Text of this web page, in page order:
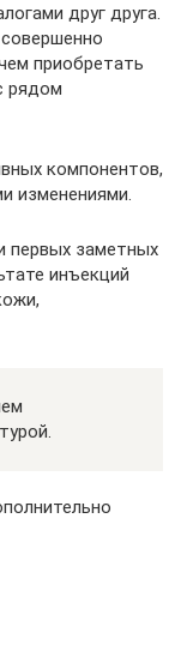
друг друга.
приобретать
рядом
компонентов,
изменениями.
первых заметных
инъекций